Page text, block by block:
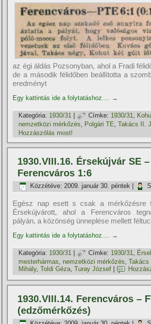
az égi áldás Pozsonyban, ahol a Fradi
de a második félidőben beállította a
eredményt
Egy kattintás ide a folytatáshoz.... →
Kategória: 1930/31 | Címke: 1930/31,
nemzetközi mérkőzés, Polgári TE,Takács II.
Hozzászólás most!
1930.VIII.16. Érsekújvár SE –
Ferencváros 1:6
Közzétéve: 2009. január 30. péntek
Egész nap esett s csak a mérkőzésre
Érsekújvárott, ahol a Ferencváros
pályán, a közönség ünneplése mellett
Egy kattintás ide a folytatáshoz.... →
Kategória: 1930/31 | Címke: 1930/31,
mesterhármas, nemzetközi mérkőzés,
Mihály,Toldi Géza,Turay József
1930.VIII.14. Ferencváros –
(edzőmérkőzés)